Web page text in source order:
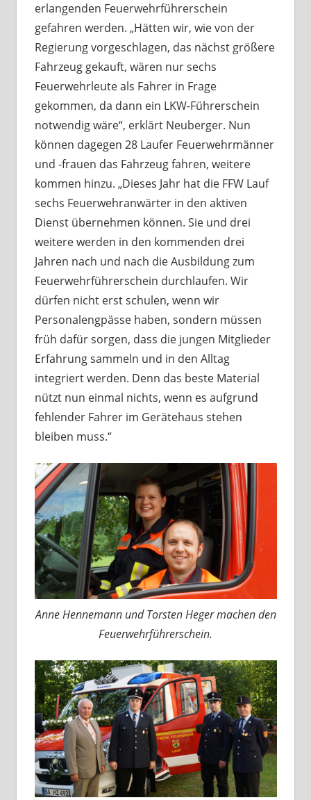
erlangenden Feuerwehrführerschein
gefahren werden. „Hätten wir, wie von der
Regierung vorgeschlagen, das nächst größere
Fahrzeug gekauft, wären nur sechs
Feuerwehrleute als Fahrer in Frage
gekommen, da dann ein LKW-Führerschein
notwendig wäre“, erklärt Neuberger. Nun
können dagegen 28 Laufer Feuerwehrmänner
und -frauen das Fahrzeug fahren, weitere
kommen hinzu. „Dieses Jahr hat die FFW Lauf
sechs Feuerwehranwärter in den aktiven
Dienst übernehmen können. Sie und drei
weitere werden in den kommenden drei
Jahren nach und nach die Ausbildung zum
Feuerwehrführerschein durchlaufen. Wir
dürfen nicht erst schulen, wenn wir
Personalengpässe haben, sondern müssen
früh dafür sorgen, dass die jungen Mitglieder
Erfahrung sammeln und in den Alltag
integriert werden. Denn das beste Material
nützt nun einmal nichts, wenn es aufgrund
fehlender Fahrer im Gerätehaus stehen
bleiben muss.“
Anne Hennemann und Torsten Heger machen den
Feuerwehrführerschein.